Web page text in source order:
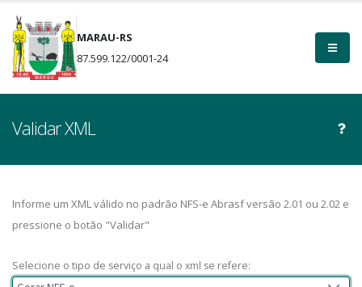
MARAU-RS
87.599.122/0001-24
Validar XML
Informe um XML válido no padrão NFS-e Abrasf versão 2.01 ou 2.02 e
pressione o botão "Validar"
Selecione o tipo de serviço a qual o xml se refere: